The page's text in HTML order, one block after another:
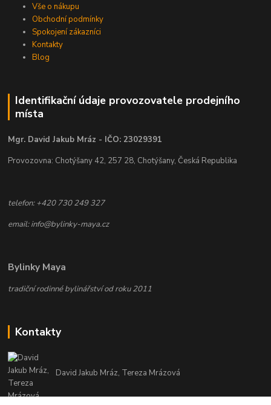
Vše o nákupu
Obchodní podmínky
Spokojení zákazníci
Kontakty
Blog
Identifikační údaje provozovatele prodejního
místa
Mgr. David Jakub Mráz - IČO: 23029391
Provozovna: Chotýšany 42, 257 28, Chotýšany, Česká Republika
telefon: +420 730 249 327
email: info@bylinky-maya.cz
Bylinky Maya
tradiční rodinné bylinářství od roku 2011
Kontakty
David Jakub Mráz, Tereza Mrázová